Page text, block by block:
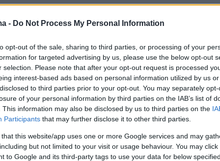
- Do Not Process My Personal Information
opt-out of the sale, sharing to third parties, or processing of your
for targeted advertising by us, please use the below opt-out
selection. Please note that after your opt-out request is processed
interest-based ads based on personal information utilized by us
to third parties prior to your opt-out. You may separately
of your personal information by third parties on the IAB’s list of
This information may also be disclosed by us to third parties on the
Participants that may further disclose it to other third parties.
that this website/app uses one or more Google services and may
but not limited to your visit or usage behaviour. You may
to Google and its third-party tags to use your data for below
γυρίστηκε
για αυτήν εδώ την ΣΚΗΝΗ, από το πού
και από πού να το αφήσω, τόσο στο επεισόδιο
backstage πού ανεβασε η Ηρώ 🫠
από την αρχή.
pic.twitter.com/35CatBekKc
🍉 🚦 🖊 📖 (@Enchantra35) December 24,